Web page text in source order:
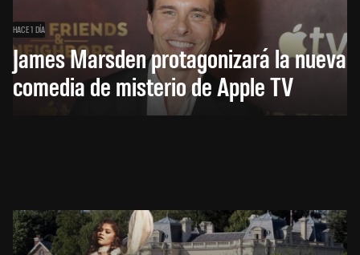
HACE 1 DÍA
James Marsden protagonizará la nueva
comedia de misterio de Apple TV